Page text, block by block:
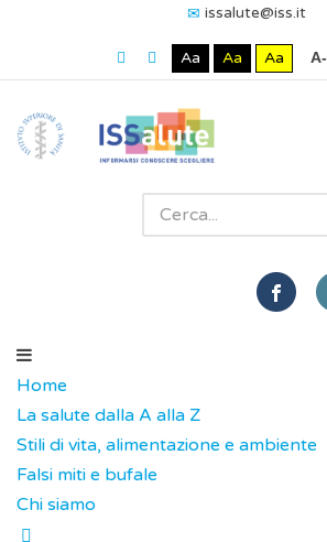
issalute@iss.it
Aa Aa Aa A-
Home
La salute dalla A alla Z
Stili di vita, alimentazione e ambiente
Falsi miti e bufale
Chi siamo